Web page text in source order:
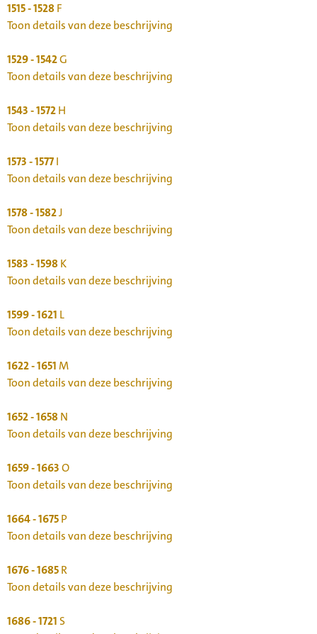
1515 - 1528F
Toon details van deze beschrijving
1529 - 1542G
Toon details van deze beschrijving
1543 - 1572H
Toon details van deze beschrijving
1573 - 1577I
Toon details van deze beschrijving
1578 - 1582J
Toon details van deze beschrijving
1583 - 1598K
Toon details van deze beschrijving
1599 - 1621 L
Toon details van deze beschrijving
1622 - 1651M
Toon details van deze beschrijving
1652 - 1658N
Toon details van deze beschrijving
1659 - 1663O
Toon details van deze beschrijving
1664 - 1675P
Toon details van deze beschrijving
1676 - 1685R
Toon details van deze beschrijving
1686 - 1721 S